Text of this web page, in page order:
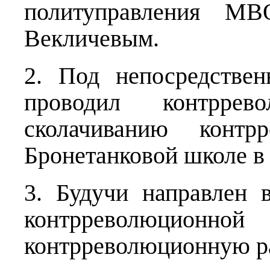
политуправления
Векличевым.
2. Под
проводил
сколачиванию
Бронетанковой школе в
3. Будучи направлен
контрреволюционную